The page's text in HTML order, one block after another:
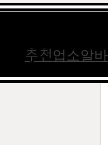
​추천 업소알바